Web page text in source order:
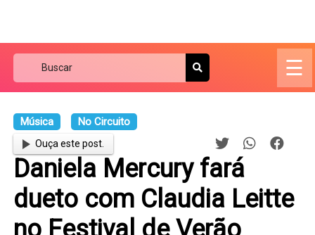
☰
Música No Circuito
Ouça este post.
Daniela Mercury fará
dueto com Claudia Leitte